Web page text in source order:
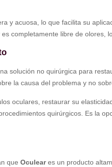
y acuosa, lo que facilita su
completamente libre de olores,
solución no quirúrgica para
la causa del problema y no
oculares, restaurar su
quirúrgicos. Es la
que Oculeares un producto